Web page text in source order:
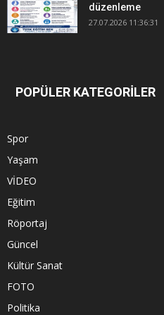
düzenleme
27.07.2026 11:36:31
POPÜLER KATEGORİLER
Spor
Yaşam
VİDEO
Eğitim
Röportaj
Güncel
Kültür Sanat
FOTO
Politika